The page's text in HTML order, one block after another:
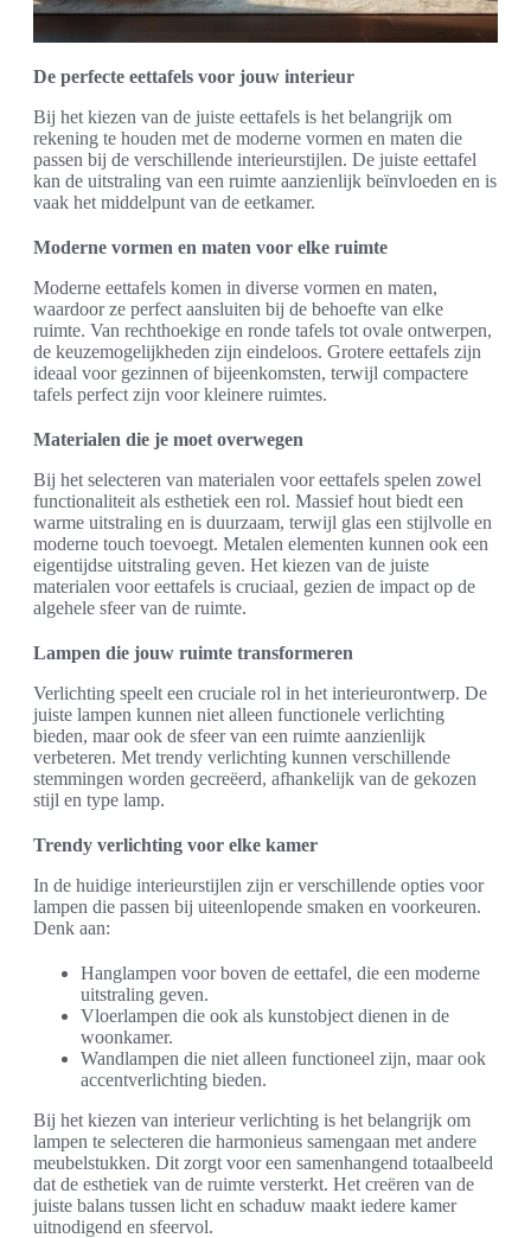
De perfecte eettafels voor jouw interieur
Bij het kiezen van de juiste eettafels is het belangrijk om
rekening te houden met de moderne vormen en maten die
passen bij de verschillende interieurstijlen. De juiste eettafel
kan de uitstraling van een ruimte aanzienlijk beïnvloeden en is
vaak het middelpunt van de eetkamer.
Moderne vormen en maten voor elke ruimte
Moderne eettafels komen in diverse vormen en maten,
waardoor ze perfect aansluiten bij de behoefte van elke
ruimte. Van rechthoekige en ronde tafels tot ovale ontwerpen,
de keuzemogelijkheden zijn eindeloos. Grotere eettafels zijn
ideaal voor gezinnen of bijeenkomsten, terwijl compactere
tafels perfect zijn voor kleinere ruimtes.
Materialen die je moet overwegen
Bij het selecteren van materialen voor eettafels spelen zowel
functionaliteit als esthetiek een rol. Massief hout biedt een
warme uitstraling en is duurzaam, terwijl glas een stijlvolle en
moderne touch toevoegt. Metalen elementen kunnen ook een
eigentijdse uitstraling geven. Het kiezen van de juiste
materialen voor eettafels is cruciaal, gezien de impact op de
algehele sfeer van de ruimte.
Lampen die jouw ruimte transformeren
Verlichting speelt een cruciale rol in het interieurontwerp. De
juiste lampen kunnen niet alleen functionele verlichting
bieden, maar ook de sfeer van een ruimte aanzienlijk
verbeteren. Met trendy verlichting kunnen verschillende
stemmingen worden gecreëerd, afhankelijk van de gekozen
stijl en type lamp.
Trendy verlichting voor elke kamer
In de huidige interieurstijlen zijn er verschillende opties voor
lampen die passen bij uiteenlopende smaken en voorkeuren.
Denk aan:
Hanglampen voor boven de eettafel, die een moderne
uitstraling geven.
Vloerlampen die ook als kunstobject dienen in de
woonkamer.
Wandlampen die niet alleen functioneel zijn, maar ook
accentverlichting bieden.
Bij het kiezen van interieur verlichting is het belangrijk om
lampen te selecteren die harmonieus samengaan met andere
meubelstukken. Dit zorgt voor een samenhangend totaalbeeld
dat de esthetiek van de ruimte versterkt. Het creëren van de
juiste balans tussen licht en schaduw maakt iedere kamer
uitnodigend en sfeervol.